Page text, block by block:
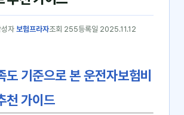
성자 보험프라자조회 255등록일 2025.11.12
도 기준으로 본 운전자보험비
천 가이드